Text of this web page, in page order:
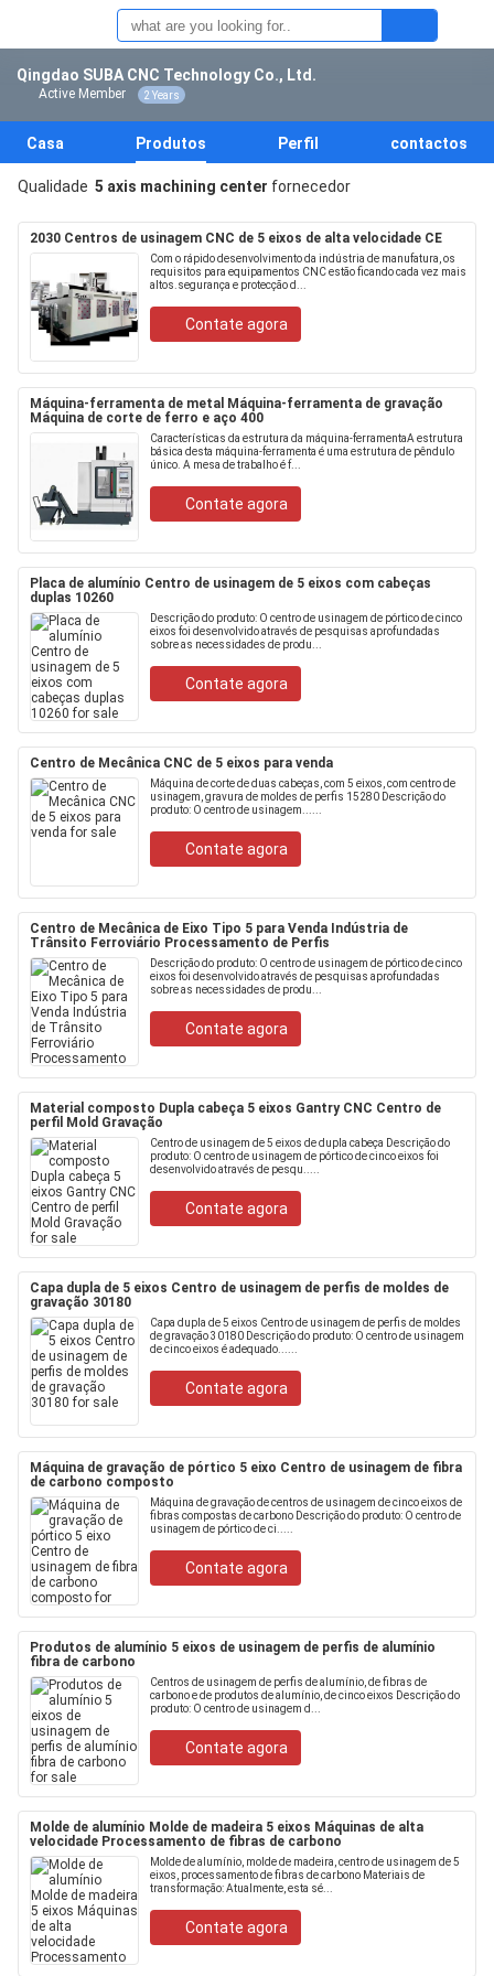
Qingdao SUBA CNC Technology Co., Ltd.
Active Member 2 Years
Casa Produtos Perfil contactos
Qualidade 5 axis machining center fornecedor
2030 Centros de usinagem CNC de 5 eixos de alta velocidade CE
Com o rápido desenvolvimento da indústria de manufatura, os
requisitos para equipamentos CNC estão ficando cada vez mais
altos.segurança e protecção d...
Contate agora
Máquina-ferramenta de metal Máquina-ferramenta de gravação
Máquina de corte de ferro e aço 400
Características da estrutura da máquina-ferramentaA estrutura
básica desta máquina-ferramenta é uma estrutura de pêndulo
único. A mesa de trabalho é f...
Contate agora
Placa de alumínio Centro de usinagem de 5 eixos com cabeças
duplas 10260
Descrição do produto: O centro de usinagem de pórtico de cinco
eixos foi desenvolvido através de pesquisas aprofundadas
sobre as necessidades de produ...
Contate agora
Centro de Mecânica CNC de 5 eixos para venda
Máquina de corte de duas cabeças, com 5 eixos, com centro de
usinagem, gravura de moldes de perfis 15280 Descrição do
produto: O centro de usinagem......
Contate agora
Centro de Mecânica de Eixo Tipo 5 para Venda Indústria de
Trânsito Ferroviário Processamento de Perfis
Descrição do produto: O centro de usinagem de pórtico de cinco
eixos foi desenvolvido através de pesquisas aprofundadas
sobre as necessidades de produ...
Contate agora
Material composto Dupla cabeça 5 eixos Gantry CNC Centro de
perfil Mold Gravação
Centro de usinagem de 5 eixos de dupla cabeça Descrição do
produto: O centro de usinagem de pórtico de cinco eixos foi
desenvolvido através de pesqu.....
Contate agora
Capa dupla de 5 eixos Centro de usinagem de perfis de moldes de
gravação 30180
Capa dupla de 5 eixos Centro de usinagem de perfis de moldes
de gravação 30180 Descrição do produto: O centro de usinagem
de cinco eixos é adequado......
Contate agora
Máquina de gravação de pórtico 5 eixo Centro de usinagem de fibra
de carbono composto
Máquina de gravação de centros de usinagem de cinco eixos de
fibras compostas de carbono Descrição do produto: O centro de
usinagem de pórtico de ci.....
Contate agora
Produtos de alumínio 5 eixos de usinagem de perfis de alumínio
fibra de carbono
Centros de usinagem de perfis de alumínio, de fibras de
carbono e de produtos de alumínio, de cinco eixos Descrição do
produto: O centro de usinagem d...
Contate agora
Molde de alumínio Molde de madeira 5 eixos Máquinas de alta
velocidade Processamento de fibras de carbono
Molde de alumínio, molde de madeira, centro de usinagem de 5
eixos, processamento de fibras de carbono Materiais de
transformação: Atualmente, esta sé...
Contate agora